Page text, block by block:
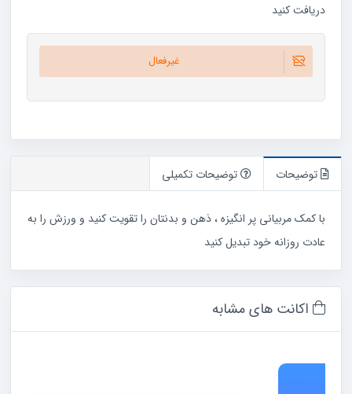
دریافت کنید
غیرفعال
توضیحات توضیحات تکمیلی
با کمک مربیانی پر انگیزه ، ذهن و بدنتان را تقویت کنید و ورزش را به
عادت روزانه خود تبدیل کنید
اکانت های مشابه